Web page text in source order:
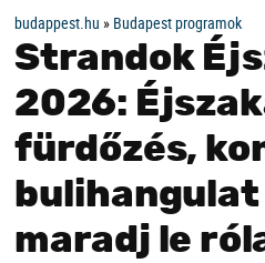
budappest.hu » Budapest programok
Strandok
2026:
fürdőzés,
bulihangu­lat
maradj le